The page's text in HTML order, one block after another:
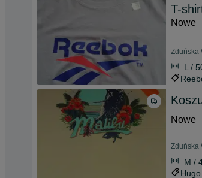
T-
Nowe
Zduńska
L /
Nowe
Zduńska
M /